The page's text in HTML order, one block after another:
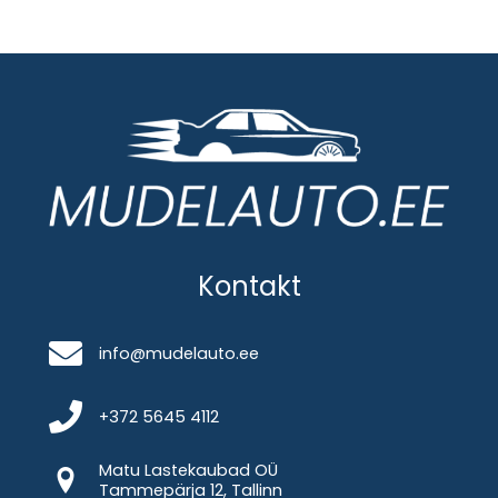
Kontakt
info@mudelauto.ee
+372 5645 4112
Matu Lastekaubad OÜ
Tammepärja 12, Tallinn